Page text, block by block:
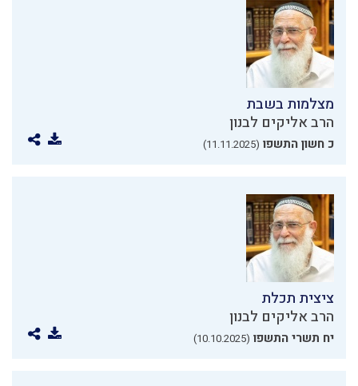
מצלמות בשבת
הרב אליקים לבנון
כ חשון התשפו (11.11.2025)
ציצית תכלת
הרב אליקים לבנון
יח תשרי התשפו (10.10.2025)